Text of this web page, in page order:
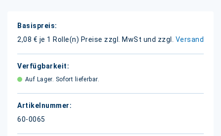
Weitere
Informationen
2,08 € je 1 Rolle(n) Preise zzgl. MwSt und zzgl. Versand
Auf Lager. Sofort lieferbar.
60-0065